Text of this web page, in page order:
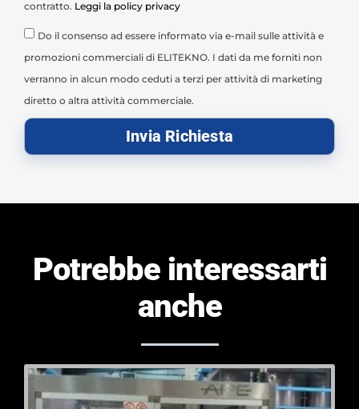
contratto. Leggi la policy privacy
Do il consenso ad essere informato via e-mail sulle attività e
promozioni commerciali di ELITEKNO. I dati da me forniti non
verranno in alcun modo ceduti a terzi per attività di marketing
diretto o altra attività commerciale.
Invia Richiesta
Potrebbe interessarti
anche